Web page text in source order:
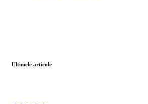
Ultimele articole